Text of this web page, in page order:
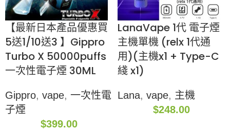
【最新日本產品優惠買
5送1/10送3 】Gippro
Turbo X 50000puffs
一次性電子煙 30ML
Gippro, vape, 一次性電
子煙
$399.00
LanaVape 1代 電子煙
主機單機 (relx 1代通
用)(主機x1 + Type-C
綫 x1)
Lana, vape, 主機
$248.00